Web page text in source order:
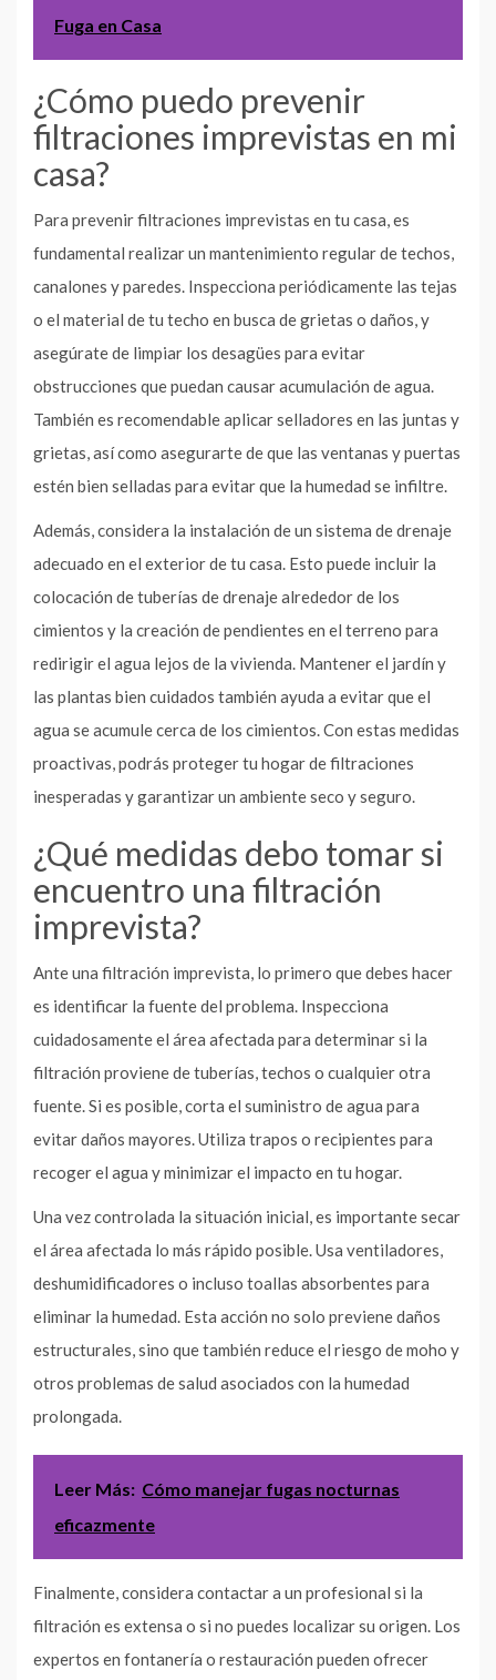
Fuga en Casa
¿Cómo puedo prevenir
filtraciones imprevistas en mi
casa?
Para prevenir filtraciones imprevistas en tu casa, es
fundamental realizar un mantenimiento regular de techos,
canalones y paredes. Inspecciona periódicamente las tejas
o el material de tu techo en busca de grietas o daños, y
asegúrate de limpiar los desagües para evitar
obstrucciones que puedan causar acumulación de agua.
También es recomendable aplicar selladores en las juntas y
grietas, así como asegurarte de que las ventanas y puertas
estén bien selladas para evitar que la humedad se infiltre.
Además, considera la instalación de un sistema de drenaje
adecuado en el exterior de tu casa. Esto puede incluir la
colocación de tuberías de drenaje alrededor de los
cimientos y la creación de pendientes en el terreno para
redirigir el agua lejos de la vivienda. Mantener el jardín y
las plantas bien cuidados también ayuda a evitar que el
agua se acumule cerca de los cimientos. Con estas medidas
proactivas, podrás proteger tu hogar de filtraciones
inesperadas y garantizar un ambiente seco y seguro.
¿Qué medidas debo tomar si
encuentro una filtración
imprevista?
Ante una filtración imprevista, lo primero que debes hacer
es identificar la fuente del problema. Inspecciona
cuidadosamente el área afectada para determinar si la
filtración proviene de tuberías, techos o cualquier otra
fuente. Si es posible, corta el suministro de agua para
evitar daños mayores. Utiliza trapos o recipientes para
recoger el agua y minimizar el impacto en tu hogar.
Una vez controlada la situación inicial, es importante secar
el área afectada lo más rápido posible. Usa ventiladores,
deshumidificadores o incluso toallas absorbentes para
eliminar la humedad. Esta acción no solo previene daños
estructurales, sino que también reduce el riesgo de moho y
otros problemas de salud asociados con la humedad
prolongada.
Leer Más: Cómo manejar fugas nocturnas
eficazmente
Finalmente, considera contactar a un profesional si la
filtración es extensa o si no puedes localizar su origen. Los
expertos en fontanería o restauración pueden ofrecer